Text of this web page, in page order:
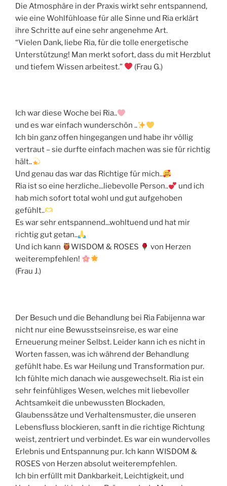
Die Atmosphäre in der Praxis wirkt sehr entspannend,
wie eine Wohlfühloase für alle Sinne und Ria erklärt
ihre Schritte auf eine sehr angenehme Art.
“Vielen Dank, liebe Ria, für die tolle energetische
Unterstützung! Man merkt sofort, dass du mit Herzblut
und tiefem Wissen arbeitest.”
(Frau G.)
Ich war diese Woche bei Ria..
und es war einfach wunderschön ..
Ich bin ganz offen hingegangen und habe ihr völlig
vertraut – sie durfte einfach machen was sie für richtig
hält..
Und genau das war das Richtige für mich..
Ria ist so eine herzliche...liebevolle Person..
und ich
hab mich sofort total wohl und gut aufgehoben
gefühlt..
Es war sehr entspannend...wohltuend und hat mir
richtig gut getan..
Und ich kann
WISDOM & ROSES
von Herzen
weiterempfehlen!
(Frau J.)
Der Besuch und die Behandlung bei Ria Fabijenna war
nicht nur eine Bewusstseinsreise, es war eine
Erneuerung meiner Selbst. Leider kann ich es nicht in
Worten fassen, was ich während der Behandlung
gefühlt habe. Es war Heilung und Transformation pur.
Ich fühlte mich danach wie ausgewechselt. Ria ist ein
sehr feinfühliges Wesen, welches mit liebevoller
Achtsamkeit die unbewussten Blockaden,
Glaubenssätze und Verhaltensmuster, die unseren
Lebensfluss blockieren, sanft in die richtige Richtung
weist, zentriert und verbindet. Es war ein wundervolles
Erlebnis und Entspannung pur. Ich kann WISDOM &
ROSES von Herzen absolut weiterempfehlen.
Ich bin erfüllt mit Dankbarkeit, Leichtigkeit, und